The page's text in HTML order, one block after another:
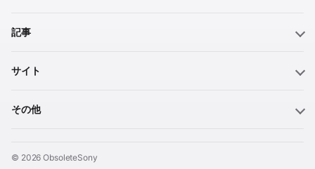
記事
サイト
その他
© 2026 ObsoleteSony